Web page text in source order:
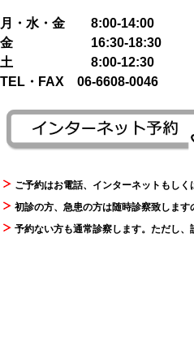
月・水・金 8:00-14:00
金 16:30-18:30
土 8:00-12:30
TEL・FAX 06-6608-0046
ご予約はお電話、インターネットもしく
初診の方、急患の方は随時診察致します
予約ない方も通常診察します。ただし、